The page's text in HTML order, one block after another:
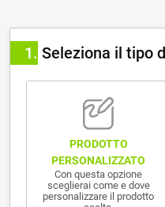
1 Seleziona il tipo
PRODOTTO
PERSONALIZZATO
Con questa opzione
sceglierai come e dove
personalizzare il prodotto